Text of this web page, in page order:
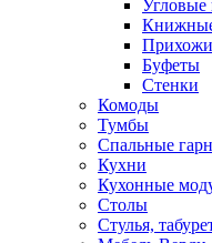
Буфеты
Стенки
Комоды
Тумбы
Спальные
Кухни
Кухонные
Столы
Стулья,